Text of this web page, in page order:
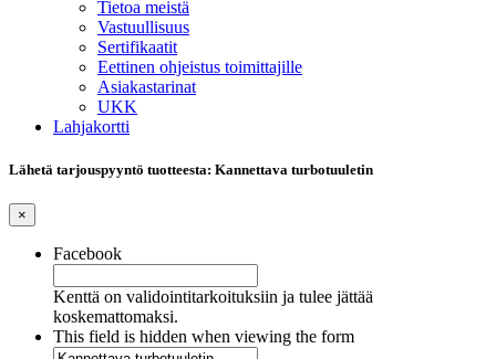
Tietoa meistä
Vastuullisuus
Sertifikaatit
Eettinen ohjeistus toimittajille
Asiakastarinat
UKK
Lahjakortti
Lähetä tarjouspyyntö tuotteesta: Kannettava turbotuuletin
×
Facebook
Kenttä on validointitarkoituksiin ja tulee jättää
koskemattomaksi.
This field is hidden when viewing the form